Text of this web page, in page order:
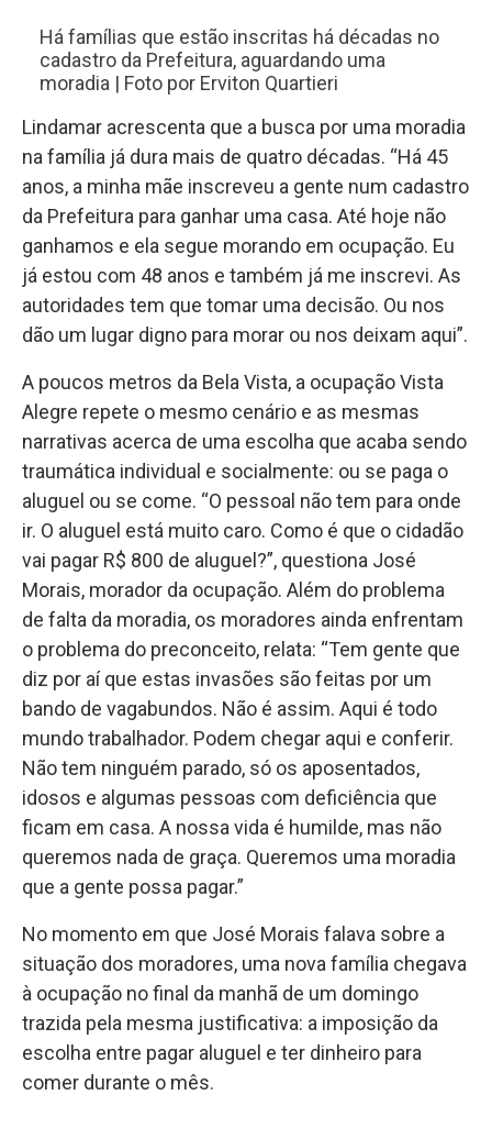
Há famílias que estão inscritas há décadas no
cadastro da Prefeitura, aguardando uma
moradia | Foto por Erviton Quartieri
Lindamar acrescenta que a busca por uma moradia
na família já dura mais de quatro décadas. “Há 45
anos, a minha mãe inscreveu a gente num cadastro
da Prefeitura para ganhar uma casa. Até hoje não
ganhamos e ela segue morando em ocupação. Eu
já estou com 48 anos e também já me inscrevi. As
autoridades tem que tomar uma decisão. Ou nos
dão um lugar digno para morar ou nos deixam aqui”.
A poucos metros da Bela Vista, a ocupação Vista
Alegre repete o mesmo cenário e as mesmas
narrativas acerca de uma escolha que acaba sendo
traumática individual e socialmente: ou se paga o
aluguel ou se come. “O pessoal não tem para onde
ir. O aluguel está muito caro. Como é que o cidadão
vai pagar R$ 800 de aluguel?”, questiona José
Morais, morador da ocupação. Além do problema
de falta da moradia, os moradores ainda enfrentam
o problema do preconceito, relata: “Tem gente que
diz por aí que estas invasões são feitas por um
bando de vagabundos. Não é assim. Aqui é todo
mundo trabalhador. Podem chegar aqui e conferir.
Não tem ninguém parado, só os aposentados,
idosos e algumas pessoas com deficiência que
ficam em casa. A nossa vida é humilde, mas não
queremos nada de graça. Queremos uma moradia
que a gente possa pagar.”
No momento em que José Morais falava sobre a
situação dos moradores, uma nova família chegava
à ocupação no final da manhã de um domingo
trazida pela mesma justificativa: a imposição da
escolha entre pagar aluguel e ter dinheiro para
comer durante o mês.